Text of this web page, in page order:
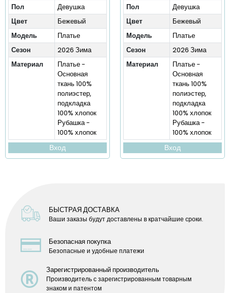
Пол
Девушка
Цвет
Бежевый
Модель
Платье
Сезон
2026 Зима
Материал
Платье -
Основная
ткань 100%
полиэстер,
подкладка
100% хлопок
Рубашка -
100% хлопок
Вход
Пол
Девушка
Цвет
Бежевый
Модель
Платье
Сезон
2026 Зима
Материал
Платье -
Основная
ткань 100%
полиэстер,
подкладка
100% хлопок
Рубашка -
100% хлопок
Вход
БЫСТРАЯ ДОСТАВКА
Ваши заказы будут доставлены в кратчайшие сроки.
Безопасная покупка
Безопасные и удобные платежи
Зарегистрированный производитель
Производитель с зарегистрированным товарным
знаком и патентом